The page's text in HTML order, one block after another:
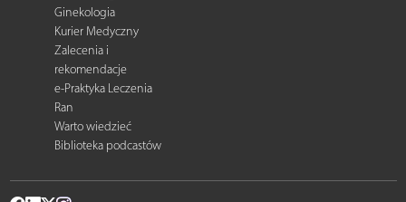
Ginekologia
Kurier Medyczny
Zalecenia i
rekomendacje
e-Praktyka Leczenia
Ran
Warto wiedzieć
Biblioteka podcastów